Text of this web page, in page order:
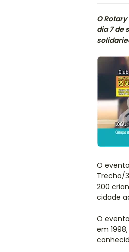
O
dia 7 de
O
Trecho/
200
cidade
O
em